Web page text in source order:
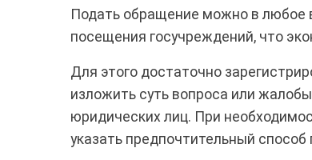
Подать обращение можно в любое
посещения госучреждений, что
Для этого достаточно
изложить суть вопроса или
юридических лиц. При
указать предпочтительный